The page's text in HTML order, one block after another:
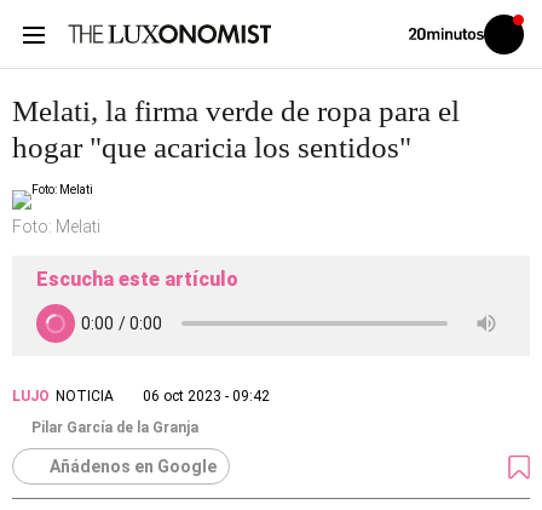
Volver
Iniciar
sesión
Melati, la firma verde de ropa para el
hogar "que acaricia los sentidos"
Foto: Melati
Escucha este artículo
LUJO NOTICIA
06 oct 2023 - 09:42
Pilar García de la Granja
Añádenos en Google